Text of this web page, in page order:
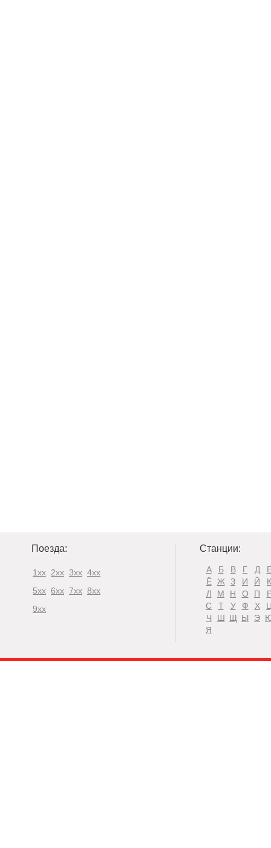
Поезда:
1xx 2xx 3xx 4xx
5xx 6xx 7xx 8xx
9xx
Станции:
А Б В Г Д
Ё
Ж З И Й
К
Л
М Н О П
С
Т У Ф Х
Ч
Ш Щ Ы Э
Я